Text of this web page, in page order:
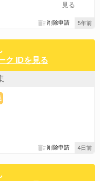
見る
5年前
削除申請
ク IDを見る
4日前
削除申請